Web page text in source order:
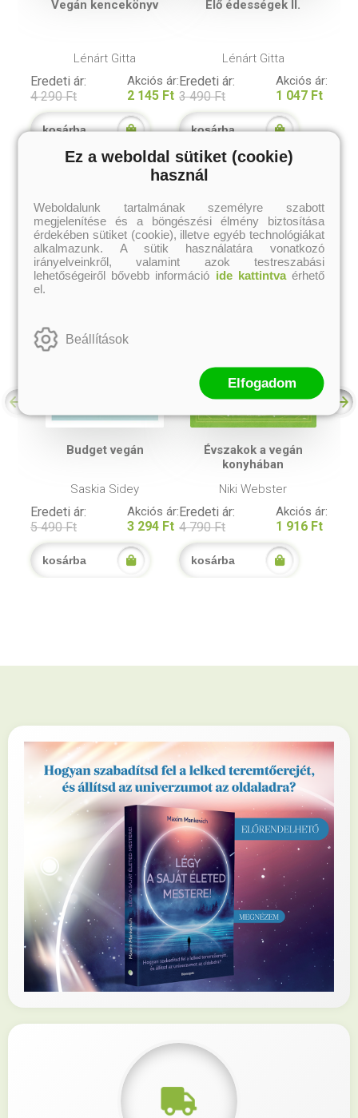
Vegán kencekönyv
Lénárt Gitta
Eredeti ár:
4 290 Ft
Akciós ár:
2 145 Ft
kosárba
Élő édességek II.
Lénárt Gitta
Eredeti ár:
3 490 Ft
Akciós ár:
1 047 Ft
kosárba
Budget vegán
Saskia Sidey
Eredeti ár:
5 490 Ft
Akciós ár:
3 294 Ft
kosárba
Évszakok a vegán
konyhában
Niki Webster
Eredeti ár:
4 790 Ft
Akciós ár:
1 916 Ft
kosárba
Ez a weboldal sütiket (cookie)
használ
Weboldalunk tartalmának személyre szabott
megjelenítése és a böngészési élmény biztosítása
érdekében sütiket (cookie), illetve egyéb technológiákat
alkalmazunk. A sütik használatára vonatkozó
irányelveinkről, valamint azok testreszabási
lehetőségeiről bővebb információ ide kattintvaérhető
el.
Beállítások
Elfogadom